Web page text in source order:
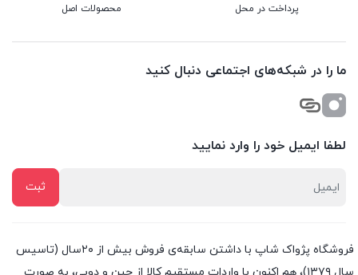
پرداخت در محل محصولات اصل
ما را در شبکه‌های اجتماعی دنبال کنید
لطفا ایمیل خود را وارد نمایید
فروشگاه پژواک شاپ با داشتن سابقه‌ی فروش بیش از ۲۰سال (تاسیس